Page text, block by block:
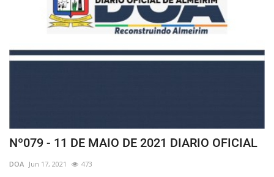
Nº079 - 11 DE MAIO DE 2021 DIARIO OFICIAL
DOA Jun 17, 2021 473